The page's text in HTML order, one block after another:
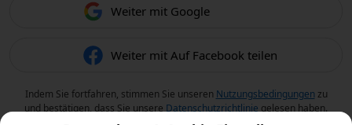
Weiter mit Google
Weiter mit Auf Facebook teilen
Indem Sie fortfahren, stimmen Sie unseren Nutzungsbedingungen zu
und bestätigen, dass Sie unsere Datenschutzrichtlinie gelesen haben.